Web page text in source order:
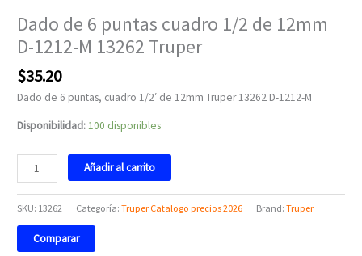
Dado de 6 puntas cuadro 1/2 de 12mm
D-1212-M 13262 Truper
$35.20
Dado de 6 puntas, cuadro 1/2′ de 12mm Truper 13262 D-1212-M
Disponibilidad:100 disponibles
Añadir al carrito
SKU: 13262 Categoría:Truper Catalogo precios 2026 Brand:Truper
Comparar